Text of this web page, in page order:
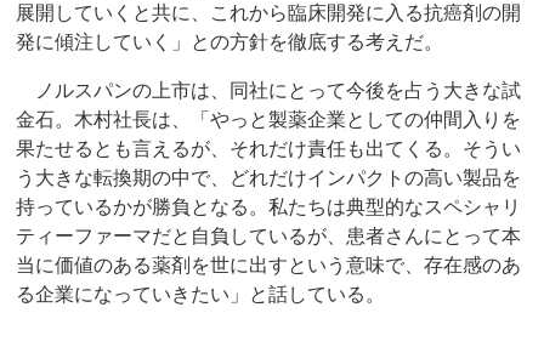
展開していくと共に、これから臨床開発に入る抗癌剤の開
発に傾注していく」との方針を徹底する考えだ。
ノルスパンの上市は、同社にとって今後を占う大きな試
金石。木村社長は、「やっと製薬企業としての仲間入りを
果たせるとも言えるが、それだけ責任も出てくる。そうい
う大きな転換期の中で、どれだけインパクトの高い製品を
持っているかが勝負となる。私たちは典型的なスペシャリ
ティーファーマだと自負しているが、患者さんにとって本
当に価値のある薬剤を世に出すという意味で、存在感のあ
る企業になっていきたい」と話している。